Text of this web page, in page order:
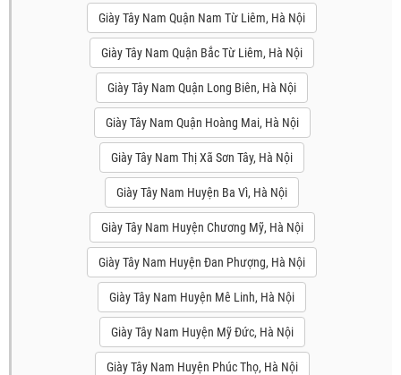
Giày Tây Nam Quận Nam Từ Liêm, Hà Nội
Giày Tây Nam Quận Bắc Từ Liêm, Hà Nội
Giày Tây Nam Quận Long Biên, Hà Nội
Giày Tây Nam Quận Hoàng Mai, Hà Nội
Giày Tây Nam Thị Xã Sơn Tây, Hà Nội
Giày Tây Nam Huyện Ba Vì, Hà Nội
Giày Tây Nam Huyện Chương Mỹ, Hà Nội
Giày Tây Nam Huyện Đan Phượng, Hà Nội
Giày Tây Nam Huyện Mê Linh, Hà Nội
Giày Tây Nam Huyện Mỹ Đức, Hà Nội
Giày Tây Nam Huyện Phúc Thọ, Hà Nội